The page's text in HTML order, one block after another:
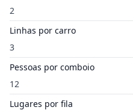
2
Linhas por carro
3
Pessoas por comboio
12
Lugares por fila